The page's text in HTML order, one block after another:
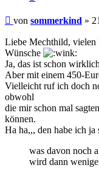
Beitrag
von sommerkind »
Liebe Mechthild, vielen
Wünsche
Ja, das ist schon
Aber mit einem 450-
Vielleicht ruf ich doch
obwohl
die mir schon mal
können.
Ha ha,,, den habe ich ja
was davon noch
wird dann